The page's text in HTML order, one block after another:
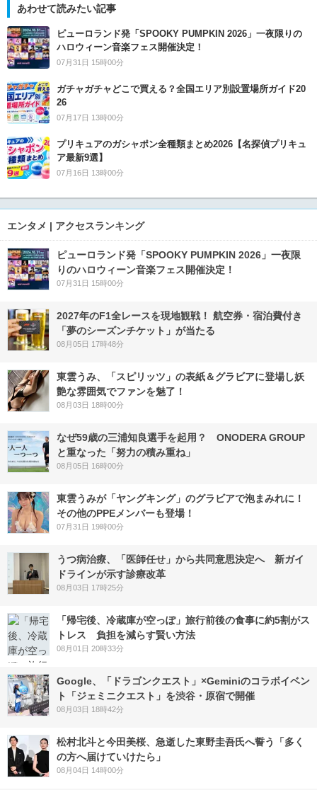
あわせて読みたい記事
ピューロランド発「SPOOKY PUMPKIN 2026」一夜限りの
ハロウィーン音楽フェス開催決定！
07月31日 15時00分
ガチャガチャどこで買える？全国エリア別設置場所ガイド20
26
07月17日 13時00分
プリキュアのガシャポン全種類まとめ2026【名探偵プリキュ
ア最新9選】
07月16日 13時00分
エンタメ | アクセスランキング
ピューロランド発「SPOOKY PUMPKIN 2026」一夜限
りのハロウィーン音楽フェス開催決定！
07月31日 15時00分
2027年のF1全レースを現地観戦！ 航空券・宿泊費付き
「夢のシーズンチケット」が当たる
08月05日 17時48分
東雲うみ、「スピリッツ」の表紙＆グラビアに登場し妖
艶な雰囲気でファンを魅了！
08月03日 18時00分
なぜ59歳の三浦知良選手を起用？ ONODERA GROUP
と重なった「努力の積み重ね」
08月05日 16時00分
東雲うみが「ヤングキング」のグラビアで泡まみれに！
その他のPPEメンバーも登場！
07月31日 19時00分
うつ病治療、「医師任せ」から共同意思決定へ 新ガイ
ドラインが示す診療改革
08月03日 17時25分
「帰宅後、冷蔵庫が空っぽ」旅行前後の食事に約5割がス
トレス 負担を減らす賢い方法
08月01日 20時33分
Google、「ドラゴンクエスト」×Geminiのコラボイベン
ト「ジェミニクエスト」を渋谷・原宿で開催
08月03日 18時42分
松村北斗と今田美桜、急逝した東野圭吾氏へ誓う「多く
の方へ届けていけたら」
08月04日 14時00分